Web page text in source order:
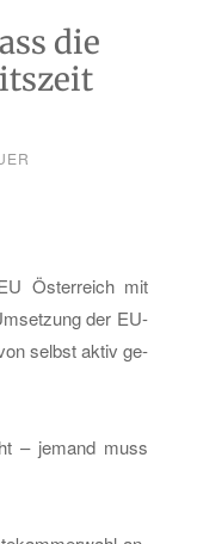
die
Ös­ter­reich mit
der EU-
selbst aktiv ge­
– je­mand muss